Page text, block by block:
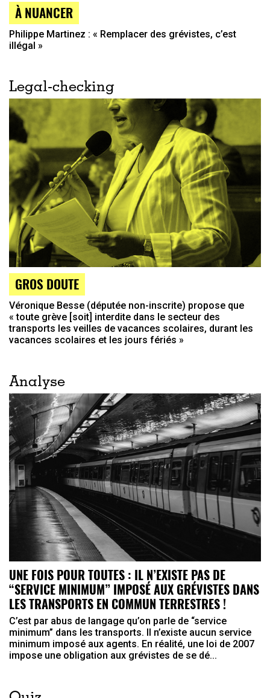
À NUANCER
Philippe Martinez : « Remplacer des grévistes, c’est
illégal »
Legal-checking
GROS DOUTE
Véronique Besse (députée non-inscrite) propose que
« toute grève [soit] interdite dans le secteur des
transports les veilles de vacances scolaires, durant les
vacances scolaires et les jours fériés »
Analyse
UNE FOIS POUR TOUTES : IL N’EXISTE PAS DE
“SERVICE MINIMUM” IMPOSÉ AUX GRÉVISTES DANS
LES TRANSPORTS EN COMMUN TERRESTRES !
C’est par abus de langage qu’on parle de “service
minimum” dans les transports. Il n’existe aucun service
minimum imposé aux agents. En réalité, une loi de 2007
impose une obligation aux grévistes de se dé...